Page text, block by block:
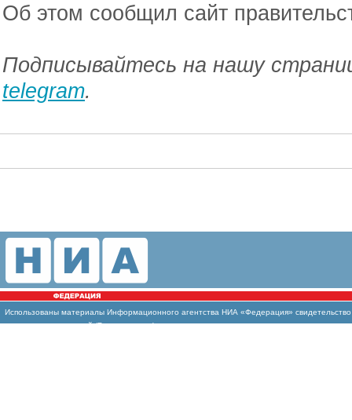
Об этом сообщил сайт
Подписывайтесь на нашу
telegram.
Использованы материалы Информационного агентства НИА «Федерация»
массовых коммуникаций (Роскомнадзор)